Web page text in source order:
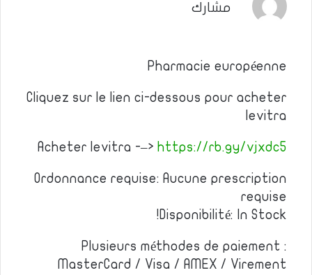
مشارك
Pharmacie européenne
Cliquez sur le lien ci-dessous pour acheter
levitra
Acheter levitra -–> https://rb.gy/vjxdc5
Ordonnance requise: Aucune prescription
requise
Disponibilité: In Stock!
Plusieurs méthodes de paiement :
MasterCard / Visa / AMEX / Virement